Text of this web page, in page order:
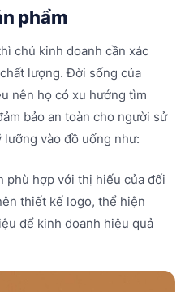
phẩm
chủ kinh doanh cần xác
lượng. Đời sống của
nên họ có xu hướng tìm
bảo an toàn cho người sử
lưỡng vào đồ uống như:
phù hợp với thị hiếu của đối
thiết kế logo, thể hiện
để kinh doanh hiệu quả